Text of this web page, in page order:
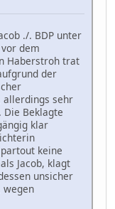
./. BDP unter
dem
Haberstroh trat
der
allerdings sehr
Beklagte
klar
keine
Jacob, klagt
unsicher
wegen